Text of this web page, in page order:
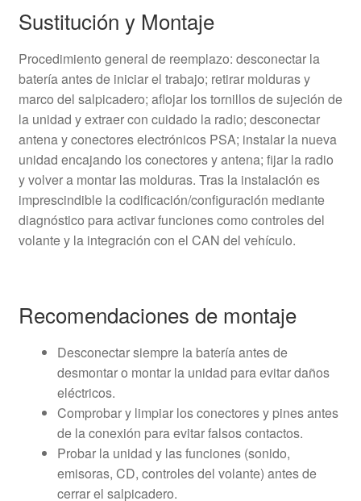
Sustitución y Montaje
Procedimiento general de reemplazo: desconectar la
batería antes de iniciar el trabajo; retirar molduras y
marco del salpicadero; aflojar los tornillos de sujeción de
la unidad y extraer con cuidado la radio; desconectar
antena y conectores electrónicos PSA; instalar la nueva
unidad encajando los conectores y antena; fijar la radio
y volver a montar las molduras. Tras la instalación es
imprescindible la codificación/configuración mediante
diagnóstico para activar funciones como controles del
volante y la integración con el CAN del vehículo.
Recomendaciones de montaje
Desconectar siempre la batería antes de
desmontar o montar la unidad para evitar daños
eléctricos.
Comprobar y limpiar los conectores y pines antes
de la conexión para evitar falsos contactos.
Probar la unidad y las funciones (sonido,
emisoras, CD, controles del volante) antes de
cerrar el salpicadero.